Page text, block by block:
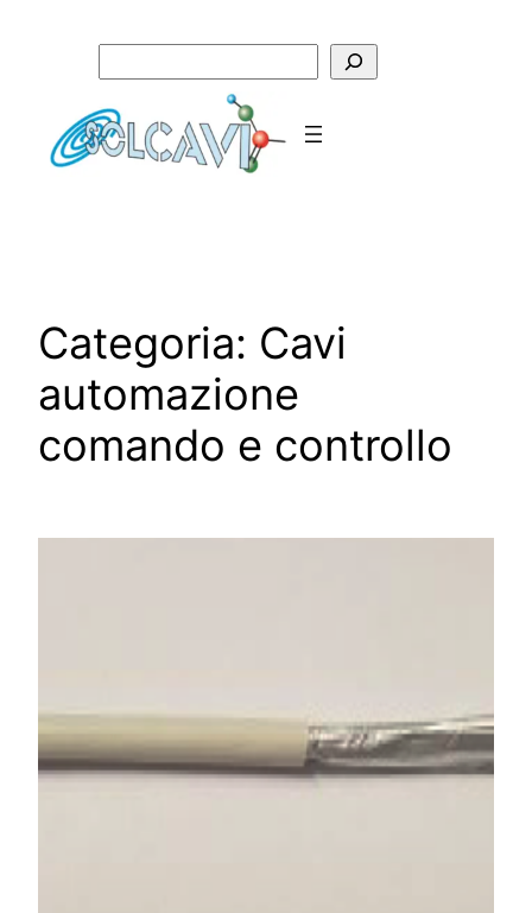
contenuto
Categoria: Cavi
automazione
comando e controllo